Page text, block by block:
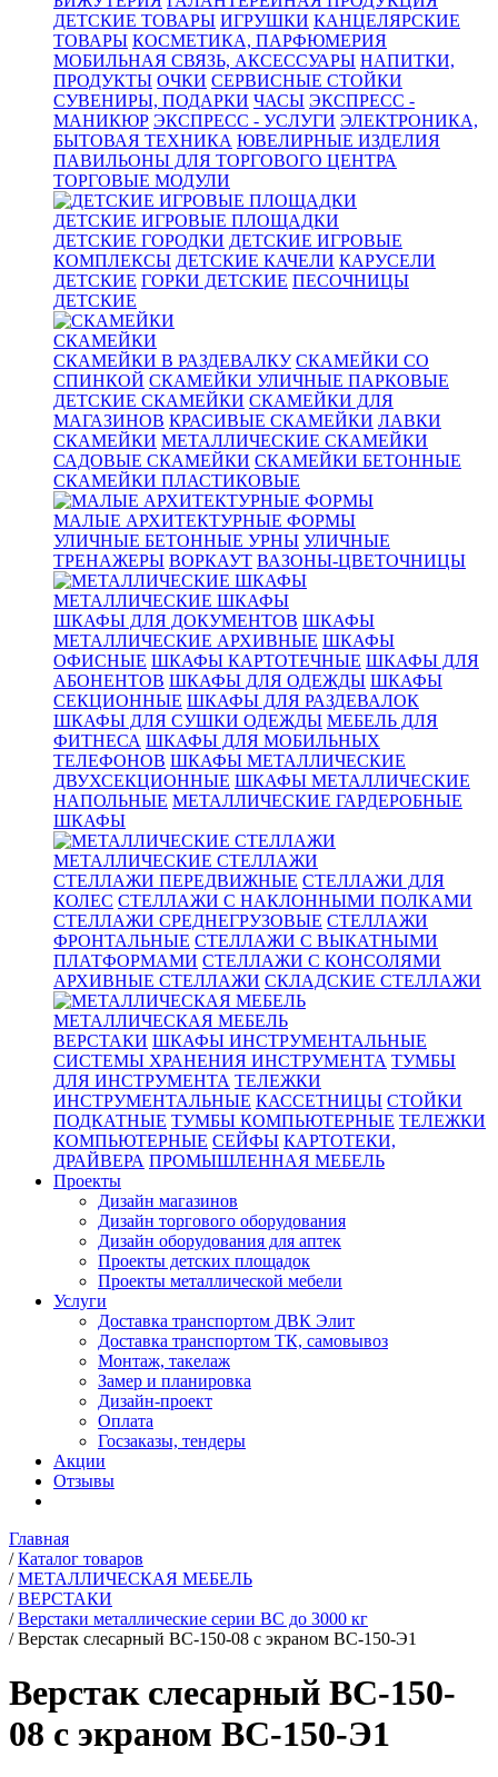
ДЕТСКИЕ ТОВАРЫ ИГРУШКИ КАНЦЕЛЯРСКИЕ
ТОВАРЫ КОСМЕТИКА, ПАРФЮМЕРИЯ
МОБИЛЬНАЯ СВЯЗЬ, АКСЕССУАРЫ НАПИТКИ,
ПРОДУКТЫ ОЧКИ СЕРВИСНЫЕ СТОЙКИ
СУВЕНИРЫ, ПОДАРКИ ЧАСЫ ЭКСПРЕСС -
МАНИКЮР ЭКСПРЕСС - УСЛУГИ ЭЛЕКТРОНИКА,
БЫТОВАЯ ТЕХНИКА ЮВЕЛИРНЫЕ ИЗДЕЛИЯ
ПАВИЛЬОНЫ ДЛЯ ТОРГОВОГО ЦЕНТРА
ТОРГОВЫЕ МОДУЛИ
ДЕТСКИЕ ИГРОВЫЕ ПЛОЩАДКИ
ДЕТСКИЕ ГОРОДКИ ДЕТСКИЕ ИГРОВЫЕ
КОМПЛЕКСЫ ДЕТСКИЕ КАЧЕЛИ КАРУСЕЛИ
ДЕТСКИЕ ГОРКИ ДЕТСКИЕ ПЕСОЧНИЦЫ
ДЕТСКИЕ
СКАМЕЙКИ
СКАМЕЙКИ В РАЗДЕВАЛКУ СКАМЕЙКИ СО
СПИНКОЙ СКАМЕЙКИ УЛИЧНЫЕ ПАРКОВЫЕ
ДЕТСКИЕ СКАМЕЙКИ СКАМЕЙКИ ДЛЯ
МАГАЗИНОВ КРАСИВЫЕ СКАМЕЙКИ ЛАВКИ
СКАМЕЙКИ МЕТАЛЛИЧЕСКИЕ СКАМЕЙКИ
САДОВЫЕ СКАМЕЙКИ СКАМЕЙКИ БЕТОННЫЕ
СКАМЕЙКИ ПЛАСТИКОВЫЕ
МАЛЫЕ АРХИТЕКТУРНЫЕ ФОРМЫ
УЛИЧНЫЕ БЕТОННЫЕ УРНЫ УЛИЧНЫЕ
ТРЕНАЖЕРЫ ВОРКАУТ ВАЗОНЫ-ЦВЕТОЧНИЦЫ
МЕТАЛЛИЧЕСКИЕ ШКАФЫ
ШКАФЫ ДЛЯ ДОКУМЕНТОВ ШКАФЫ
МЕТАЛЛИЧЕСКИЕ АРХИВНЫЕ ШКАФЫ
ОФИСНЫЕ ШКАФЫ КАРТОТЕЧНЫЕ ШКАФЫ ДЛЯ
АБОНЕНТОВ ШКАФЫ ДЛЯ ОДЕЖДЫ ШКАФЫ
СЕКЦИОННЫЕ ШКАФЫ ДЛЯ РАЗДЕВАЛОК
ШКАФЫ ДЛЯ СУШКИ ОДЕЖДЫ МЕБЕЛЬ ДЛЯ
ФИТНЕСА ШКАФЫ ДЛЯ МОБИЛЬНЫХ
ТЕЛЕФОНОВ ШКАФЫ МЕТАЛЛИЧЕСКИЕ
ДВУХСЕКЦИОННЫЕ ШКАФЫ МЕТАЛЛИЧЕСКИЕ
НАПОЛЬНЫЕ МЕТАЛЛИЧЕСКИЕ ГАРДЕРОБНЫЕ
ШКАФЫ
МЕТАЛЛИЧЕСКИЕ СТЕЛЛАЖИ
СТЕЛЛАЖИ ПЕРЕДВИЖНЫЕ СТЕЛЛАЖИ ДЛЯ
КОЛЕС СТЕЛЛАЖИ С НАКЛОННЫМИ ПОЛКАМИ
СТЕЛЛАЖИ СРЕДНЕГРУЗОВЫЕ СТЕЛЛАЖИ
ФРОНТАЛЬНЫЕ СТЕЛЛАЖИ С ВЫКАТНЫМИ
ПЛАТФОРМАМИ СТЕЛЛАЖИ С КОНСОЛЯМИ
АРХИВНЫЕ СТЕЛЛАЖИ СКЛАДСКИЕ СТЕЛЛАЖИ
МЕТАЛЛИЧЕСКАЯ МЕБЕЛЬ
ВЕРСТАКИ ШКАФЫ ИНСТРУМЕНТАЛЬНЫЕ
СИСТЕМЫ ХРАНЕНИЯ ИНСТРУМЕНТА ТУМБЫ
ДЛЯ ИНСТРУМЕНТА ТЕЛЕЖКИ
ИНСТРУМЕНТАЛЬНЫЕ КАССЕТНИЦЫ СТОЙКИ
ПОДКАТНЫЕ ТУМБЫ КОМПЬЮТЕРНЫЕ ТЕЛЕЖКИ
КОМПЬЮТЕРНЫЕ СЕЙФЫ КАРТОТЕКИ,
ДРАЙВЕРА ПРОМЫШЛЕННАЯ МЕБЕЛЬ
Проекты
Дизайн магазинов
Дизайн торгового оборудования
Дизайн оборудования для аптек
Проекты детских площадок
Проекты металлической мебели
Услуги
Доставка транспортом ДВК Элит
Доставка транспортом ТК, самовывоз
Монтаж, такелаж
Замер и планировка
Дизайн-проект
Оплата
Госзаказы, тендеры
Акции
Отзывы
Главная
/ Каталог товаров
/ МЕТАЛЛИЧЕСКАЯ МЕБЕЛЬ
/ ВЕРСТАКИ
/ Верстаки металлические серии ВС до 3000 кг
/ Верстак слесарный ВС-150-08 с экраном ВС-150-Э1
Верстак слесарный ВС-150-
08 с экраном ВС-150-Э1